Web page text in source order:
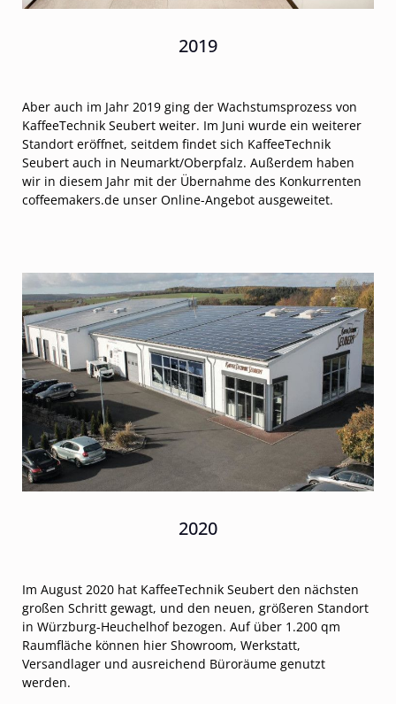
2019
Aber auch im Jahr 2019 ging der Wachstumsprozess von
KaffeeTechnik Seubert weiter. Im Juni wurde ein weiterer
Standort eröffnet, seitdem findet sich KaffeeTechnik
Seubert auch in Neumarkt/Oberpfalz. Außerdem haben
wir in diesem Jahr mit der Übernahme des Konkurrenten
coffeemakers.de unser Online-Angebot ausgeweitet.
2020
Im August 2020 hat KaffeeTechnik Seubert den nächsten
großen Schritt gewagt, und den neuen, größeren Standort
in Würzburg-Heuchelhof bezogen. Auf über 1.200 qm
Raumfläche können hier Showroom, Werkstatt,
Versandlager und ausreichend Büroräume genutzt
werden.